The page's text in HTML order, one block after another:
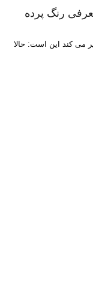
رنگ پرده
می کند این است: حالا